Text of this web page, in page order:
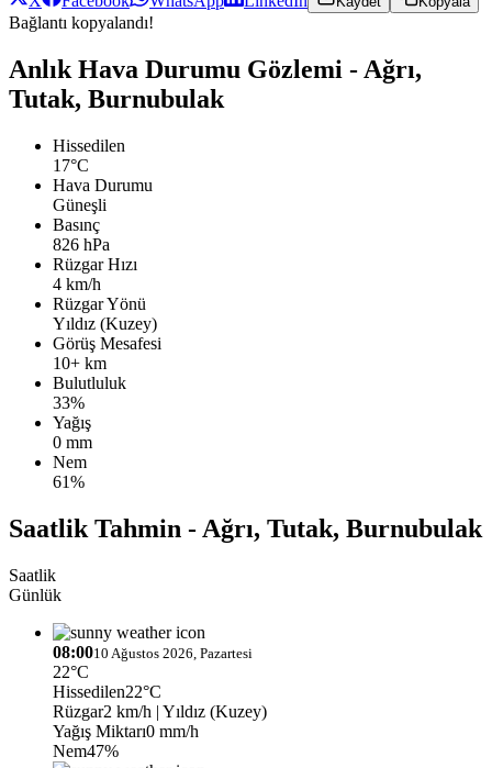
Bağlantı kopyalandı!
Anlık Hava Durumu Gözlemi - Ağrı,
Tutak, Burnubulak
Hissedilen
17°C
Hava Durumu
Güneşli
Basınç
826 hPa
Rüzgar Hızı
4 km/h
Rüzgar Yönü
Yıldız (Kuzey)
Görüş Mesafesi
10+ km
Bulutluluk
33%
Yağış
0 mm
Nem
61%
Saatlik Tahmin - Ağrı, Tutak, Burnubulak
Saatlik
Günlük
08:0010 Ağustos 2026, Pazartesi
22°C
Hissedilen22°C
Rüzgar2 km/h | Yıldız (Kuzey)
Yağış Miktarı0 mm/h
Nem47%